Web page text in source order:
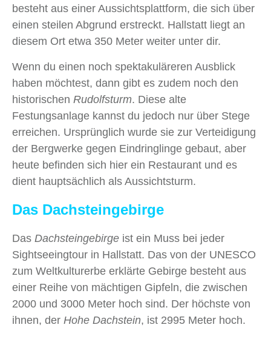
besteht aus einer Aussichtsplattform, die sich über
einen steilen Abgrund erstreckt. Hallstatt liegt an
diesem Ort etwa 350 Meter weiter unter dir.
Wenn du einen noch spektakuläreren Ausblick
haben möchtest, dann gibt es zudem noch den
historischen Rudolfsturm. Diese alte
Festungsanlage kannst du jedoch nur über Stege
erreichen. Ursprünglich wurde sie zur Verteidigung
der Bergwerke gegen Eindringlinge gebaut, aber
heute befinden sich hier ein Restaurant und es
dient hauptsächlich als Aussichtsturm.
Das Dachsteingebirge
Das Dachsteingebirge ist ein Muss bei jeder
Sightseeingtour in Hallstatt. Das von der UNESCO
zum Weltkulturerbe erklärte Gebirge besteht aus
einer Reihe von mächtigen Gipfeln, die zwischen
2000 und 3000 Meter hoch sind. Der höchste von
ihnen, der Hohe Dachstein, ist 2995 Meter hoch.